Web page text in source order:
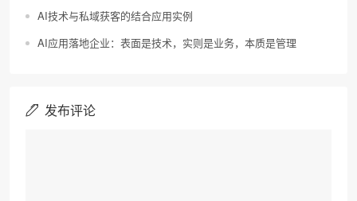
AI技术与私域获客的结合应用实例
AI应用落地企业：表面是技术，实则是业务，本质是管理
发布评论